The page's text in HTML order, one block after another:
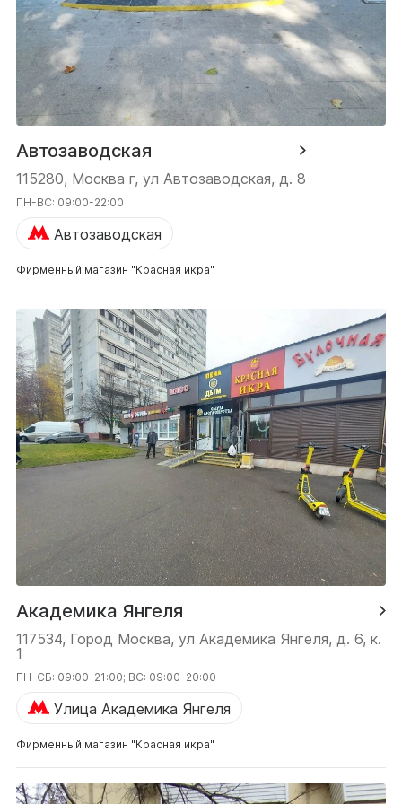
Автозаводская
115280, Москва г, ул Автозаводская, д. 8
ПН-ВС: 09:00-22:00
Автозаводская
Фирменный магазин "Красная икра"
Академика Янгеля
117534, Город Москва, ул Академика Янгеля, д. 6, к.
1
ПН-СБ: 09:00-21:00; ВС: 09:00-20:00
Улица Академика Янгеля
Фирменный магазин "Красная икра"